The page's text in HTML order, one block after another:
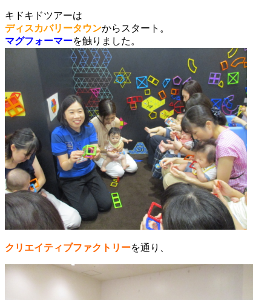
キドキドツアーは
ディスカバリータウンからスタート。
マグフォーマーを触りました。
クリエイティブファクトリーを通り、